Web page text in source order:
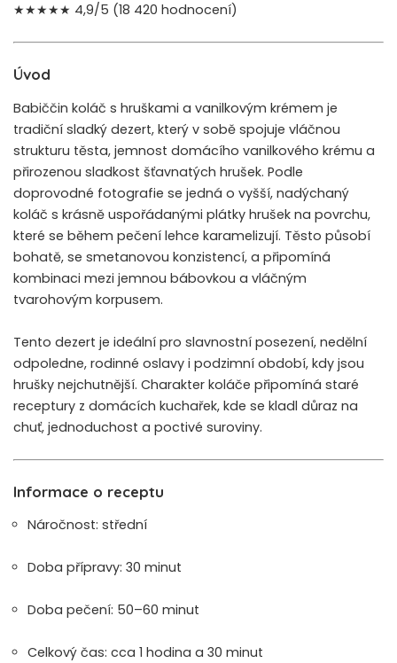
★★★★★ 4,9/5 (18 420 hodnocení)
Úvod
Babiččin koláč s hruškami a vanilkovým krémem je
tradiční sladký dezert, který v sobě spojuje vláčnou
strukturu těsta, jemnost domácího vanilkového krému a
přirozenou sladkost šťavnatých hrušek. Podle
doprovodné fotografie se jedná o vyšší, nadýchaný
koláč s krásně uspořádanými plátky hrušek na povrchu,
které se během pečení lehce karamelizují. Těsto působí
bohatě, se smetanovou konzistencí, a připomíná
kombinaci mezi jemnou bábovkou a vláčným
tvarohovým korpusem.
Tento dezert je ideální pro slavnostní posezení, nedělní
odpoledne, rodinné oslavy i podzimní období, kdy jsou
hrušky nejchutnější. Charakter koláče připomíná staré
receptury z domácích kuchařek, kde se kladl důraz na
chuť, jednoduchost a poctivé suroviny.
Informace o receptu
Náročnost: střední
Doba přípravy: 30 minut
Doba pečení: 50–60 minut
Celkový čas: cca 1 hodina a 30 minut